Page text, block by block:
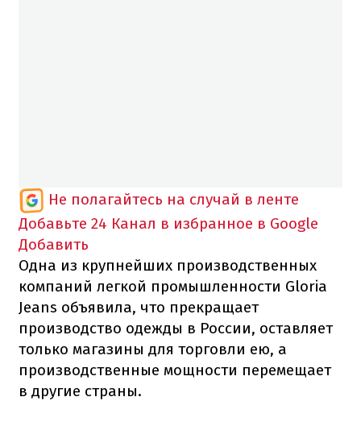
Не полагайтесь на случай в ленте
Добавьте 24 Канал в избранное в Google
Добавить
Одна из крупнейших производственных
компаний легкой промышленности Gloria
Jeans объявила, что прекращает
производство одежды в России, оставляет
только магазины для торговли ею, а
производственные мощности перемещает
в другие страны.